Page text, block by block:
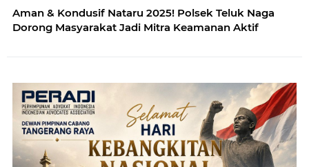
Aman & Kondusif Nataru 2025! Polsek Teluk Naga
Dorong Masyarakat Jadi Mitra Keamanan Aktif